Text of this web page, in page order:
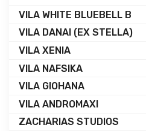
VILA WHITE BLUEBELL B
VILA DANAI (EX STELLA)
VILA XENIA
VILA NAFSIKA
VILA GIOHANA
VILA ANDROMAXI
ZACHARIAS STUDIOS